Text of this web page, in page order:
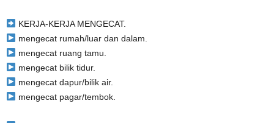
KERJA-KERJA MENGECAT.
mengecat rumah/luar dan dalam.
mengecat ruang tamu.
mengecat bilik tidur.
mengecat dapur/bilik air.
mengecat pagar/tembok.